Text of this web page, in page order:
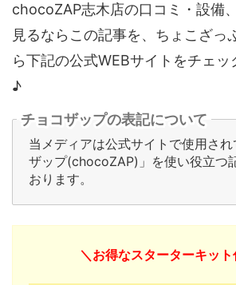
chocoZAP志木店の口コミ・設備
見るならこの記事を、ちょこざっ
ら下記の公式WEBサイトをチェ
♪
チョコザップの表記について
当メディアは公式サイトで使用され
ザップ(chocoZAP)」を使い役立つ
おります。
＼お得なスターターキット